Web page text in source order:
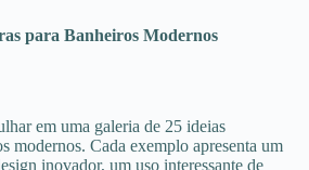
para Banheiros Modernos
em uma galeria de 25 ideias
modernos. Cada exemplo apresenta um
inovador, um uso interessante de